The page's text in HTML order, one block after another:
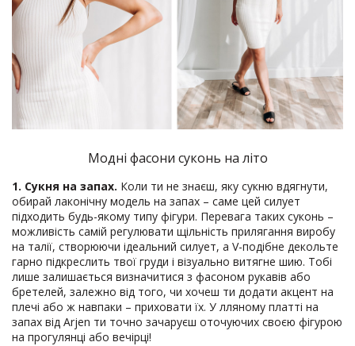
Модні фасони суконь на літо
1. Сукня на запах. Коли ти не знаєш, яку сукню вдягнути,
обирай лаконічну модель на запах – саме цей силует
підходить будь-якому типу фігури. Перевага таких суконь –
можливість самій регулювати щільність прилягання виробу
на талії, створюючи ідеальний силует, а V-подібне декольте
гарно підкреслить твої груди і візуально витягне шию. Тобі
лише залишається визначитися з фасоном рукавів або
бретелей, залежно від того, чи хочеш ти додати акцент на
плечі або ж навпаки – приховати їх. У лляному платті на
запах від Arjen ти точно зачаруєш оточуючих своєю фігурою
на прогулянці або вечірці!